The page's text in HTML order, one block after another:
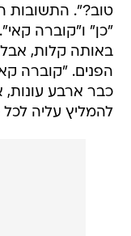
טוב?". התשובות
"כן" ו"קוברה
באותה קלות,
הפנים. "קוברה
כבר ארבע עונות,
להמליץ עליה